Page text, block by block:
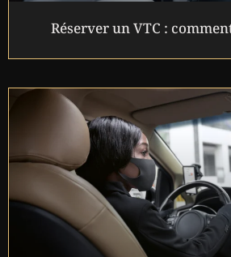
Réserver un VTC :